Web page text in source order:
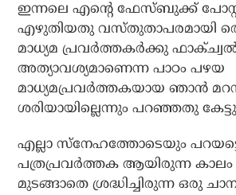
ഇന്നലെ എന്റെ ഫേസ്ബുക്ക്
എഴുതിയതു വസ്തുതാപരമായി
മാധ്യമ പ്രവര്‍ത്തകര്‍ക്കു
അത്യാവശ്യമാണെന്ന പാഠം പഴയ
മാധ്യമപ്രവര്‍ത്തകയായ ഞാന്‍
ശരിയായില്ലെന്നും പറഞ്ഞതു
എല്ലാ സ്‌നേഹത്തോടെയും
പത്രപ്രവര്‍ത്തക ആയിരുന്ന
മുടങ്ങാതെ ശ്രദ്ധിച്ചിരുന്ന ഒരു